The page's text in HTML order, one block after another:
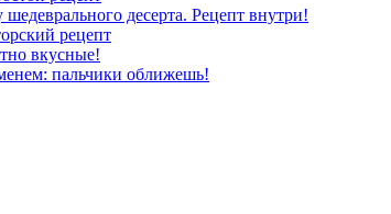
десерта. Рецепт внутри!
рецепт
вкусные!
пальчики оближешь!